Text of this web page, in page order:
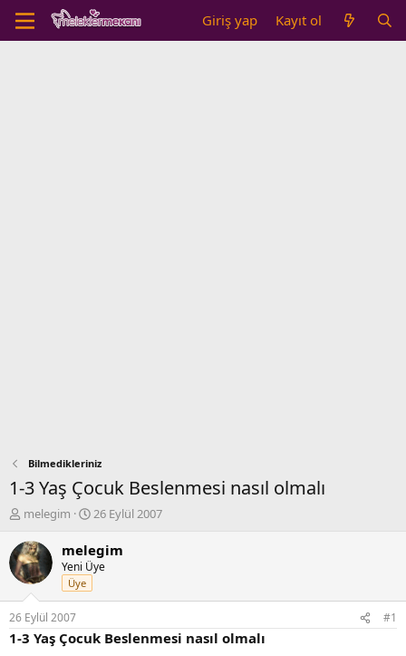
Giriş yap Kayıt ol
Bilmedikleriniz
1-3 Yaş Çocuk Beslenmesi nasıl olmalı
K
n
b
u
y
u
b
a
melegim
B
ş
l
a
ı
ç
26 Eylül 2007
melegim
Yeni Üye
Üye
26 Eylül 2007 #1
1-3 Yaş Çocuk Beslenmesi nasıl olmalı